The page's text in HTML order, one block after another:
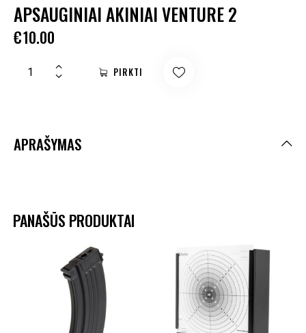
APSAUGINIAI AKINIAI VENTURE 2
€10.00
PIRKTI
APRAŠYMAS
PANAŠŪS PRODUKTAI